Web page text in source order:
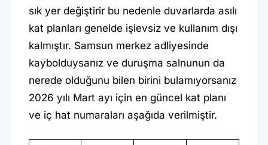
sık yer değiştirir bu nedenle duvarlarda asılı
kat planları genelde işlevsiz ve kullanım dışı
kalmıştır. Samsun merkez adliyesinde
kaybolduysanız ve duruşma salnunun da
nerede olduğunu bilen birini bulamıyorsanız
2026 yılı Mart ayı için en güncel kat planı
ve iç hat numaraları aşağıda verilmiştir.